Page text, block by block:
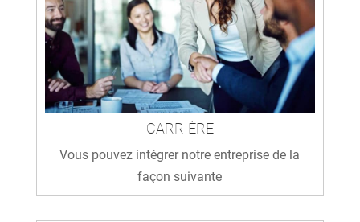
CARRIÈRE
Vous pouvez intégrer notre entreprise de la
façon suivante